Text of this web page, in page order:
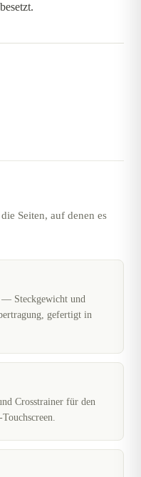
Seiten, auf denen es
Steckgewicht und
gefertigt in
Crosstrainer für den